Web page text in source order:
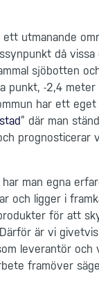
ett utmanande
då vissa
sjöbotten
punkt, -2,4
har ett eget
” där man
prognosticerar
har man egna
och ligger i
för att
är vi
leverantör och
framöver